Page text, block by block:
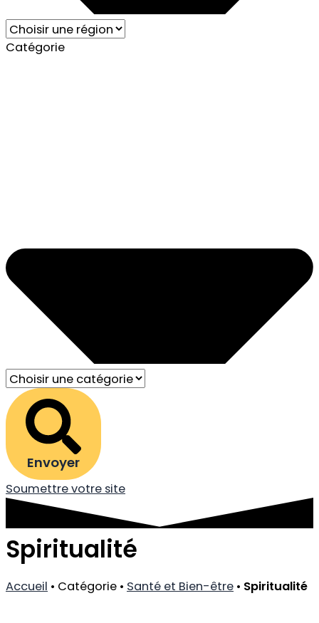
Catégorie
Envoyer
Soumettre votre site
Spiritualité
Accueil • Catégorie • Santé et Bien-être • Spiritualité